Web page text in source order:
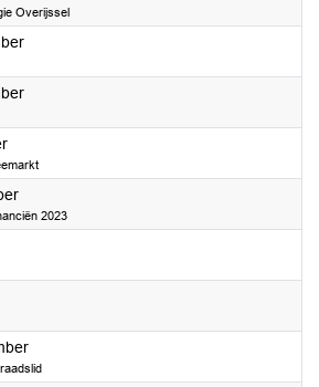
Overijssel
2023
2023
2023
2023
2023
2023